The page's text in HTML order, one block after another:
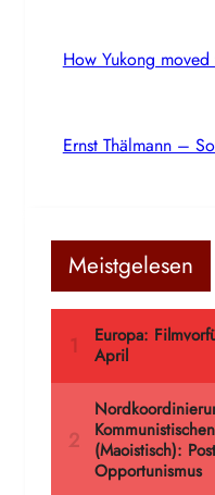
How Yukong
Ernst Thälmann –
Meistgelesen